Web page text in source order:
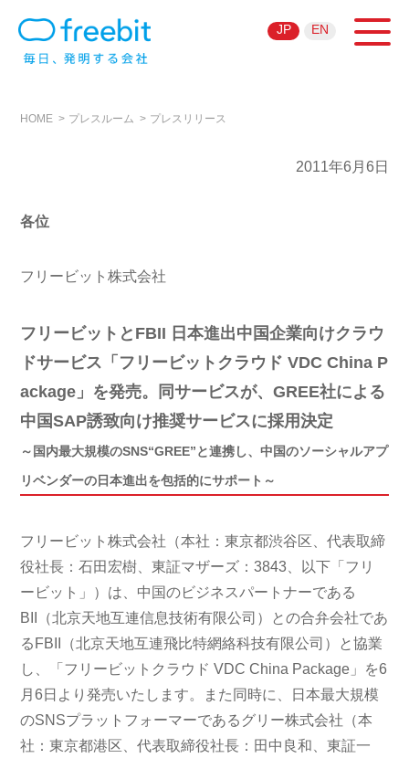
JP EN
HOME プレスルーム プレスリリース
2011年6月6日
各位
フリービット株式会社
フリービットとFBII 日本進出中国企業向けクラウ
ドサービス「フリービットクラウド VDC China P
ackage」を発売。同サービスが、GREE社による
中国SAP誘致向け推奨サービスに採用決定
～国内最大規模のSNS“GREE”と連携し、中国のソーシャルアプ
リベンダーの日本進出を包括的にサポート～
フリービット株式会社（本社：東京都渋谷区、代表取締
役社長：石田宏樹、東証マザーズ：3843、以下「フリ
ービット」）は、中国のビジネスパートナーである
BII（北京天地互連信息技術有限公司）との合弁会社であ
るFBII（北京天地互連飛比特網絡科技有限公司）と協業
し、「フリービットクラウド VDC China Package」を6
月6日より発売いたします。また同時に、日本最大規模
のSNSプラットフォーマーであるグリー株式会社（本
社：東京都港区、代表取締役社長：田中良和、東証一